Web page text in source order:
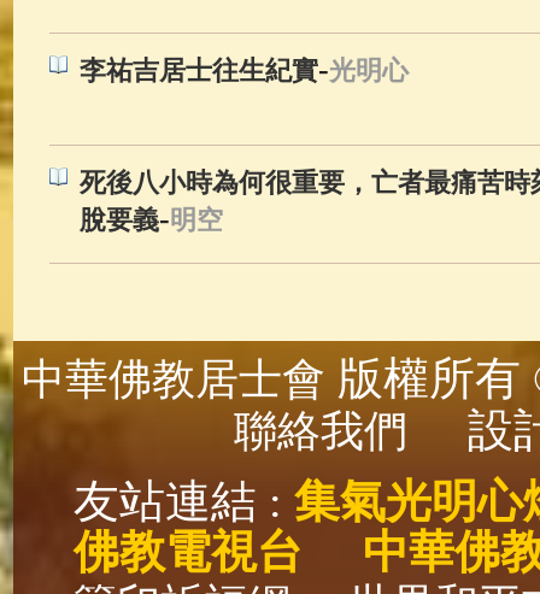
李祐吉居士往生紀實-光明心
死後八小時為何很重要，亡者最痛苦
脫要義-明空
中華佛教居士會 版權所
聯絡我們
設
友站連結 : 集氣光明心
佛教電視台
中華佛